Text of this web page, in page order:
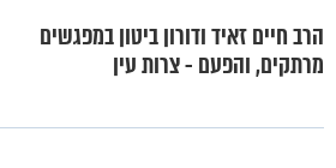
הרב חיים זאיד ודורון ביטון במפגשים
מרתקים, והפעם - צרות עין